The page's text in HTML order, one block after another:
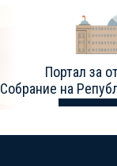
Портал за
Собрание на